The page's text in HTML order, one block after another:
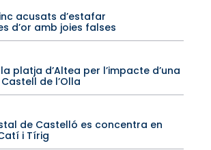
acusats d’estafar
d’or amb joies falses
platja d’Altea per l’impacte d’una
de l’Olla
de Castelló es concentra en
i Tírig